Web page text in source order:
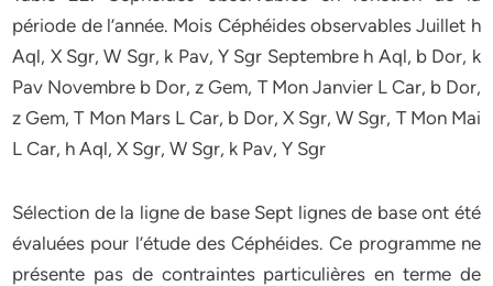
période de l’année. Mois Céphéides observables Juillet h
Aql, X Sgr, W Sgr, k Pav, Y Sgr Septembre h Aql, b Dor, k
Pav Novembre b Dor, z Gem, T Mon Janvier L Car, b Dor,
z Gem, T Mon Mars L Car, b Dor, X Sgr, W Sgr, T Mon Mai
L Car, h Aql, X Sgr, W Sgr, k Pav, Y Sgr
Sélection de la ligne de base Sept lignes de base ont été
évaluées pour l’étude des Céphéides. Ce programme ne
présente pas de contraintes particulières en terme de